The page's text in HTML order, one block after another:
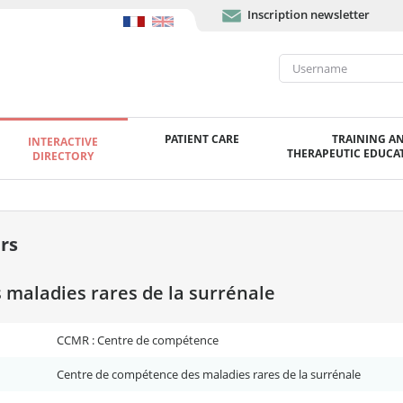
Inscription newsletter
INTERACTIVE
DIRECTORY
PATIENT CARE
TRAINING
THERAPEUTIC
rares de la surrénale
CCMR : Centre de compétence
Centre de compétence des maladies rares de la surrénale